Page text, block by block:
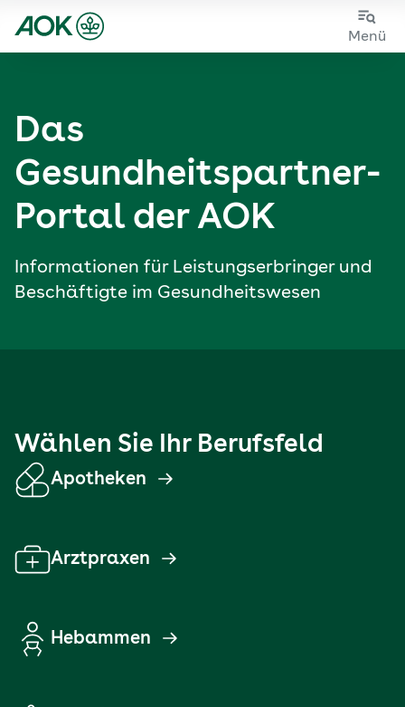
Zum
Zur
Menü
Das
Gesundheits­partner-
Portal der AOK
Informationen für Leistungs­erbringer und
Beschäftigte im Gesundheitswesen
Wählen Sie Ihr Berufsfeld
Apotheken
Arztpraxen
Hebammen